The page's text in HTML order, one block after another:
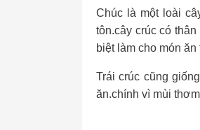
Chúc là một loài
tôn.cây crúc có
biệt làm cho món ăn
Trái crúc cũng
ăn.chính vì mùi